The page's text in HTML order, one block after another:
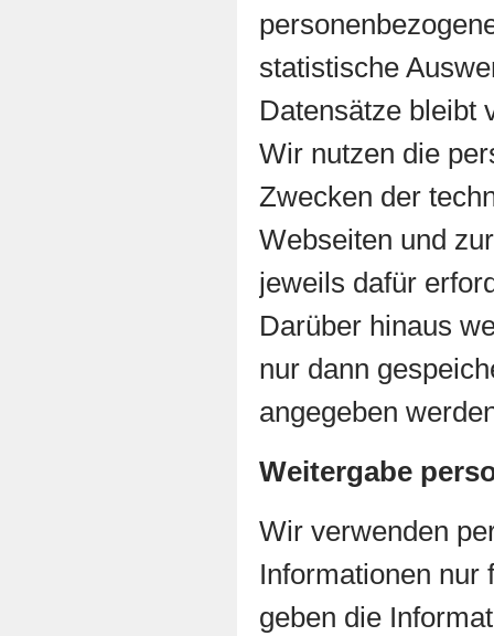
statistische
Datensätze bleibt
Wir nutzen die
Zwecken der
Webseiten und
jeweils dafür
Darüber hinaus
nur dann
angegeben
Weitergabe
Wir verwenden
Informationen nur
geben die